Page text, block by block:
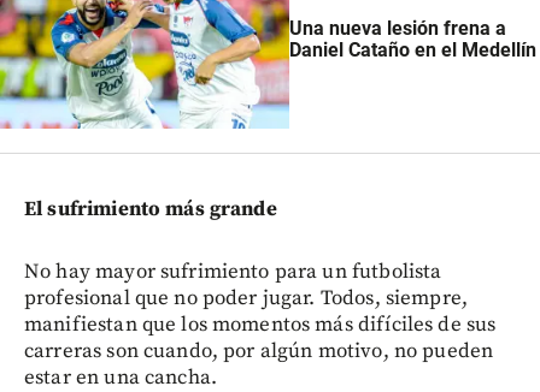
Una nueva lesión frena a
Daniel Cataño en el Medellín
El sufrimiento más grande
No hay mayor sufrimiento para un futbolista
profesional que no poder jugar. Todos, siempre,
manifiestan que los momentos más difíciles de sus
carreras son cuando, por algún motivo, no pueden
estar en una cancha.